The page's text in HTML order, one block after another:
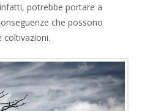
potrebbe portare a
che possono
coltivazioni.